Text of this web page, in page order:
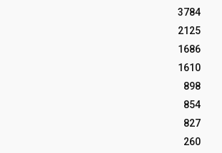
3784
2125
1686
1610
898
854
827
260